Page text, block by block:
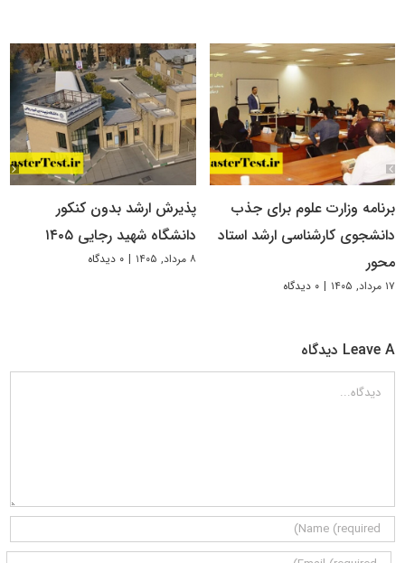
برنامه وزارت علوم برای جذب
دانشجوی کارشناسی ارشد استاد
محور
۱۷ مرداد, ۱۴۰۵ | ۰ دیدگاه
پذیرش ارشد بدون کنکور
دانشگاه شهید رجایی ۱۴۰۵
۸ مرداد, ۱۴۰۵ | ۰ دیدگاه
Leave A دیدگاه
دیدگاه